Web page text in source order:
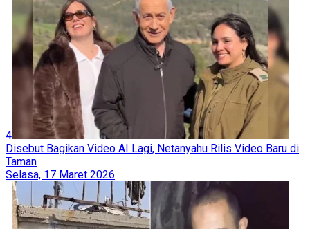
4
Disebut Bagikan Video AI Lagi, Netanyahu Rilis Video Baru di
Taman
Selasa, 17 Maret 2026